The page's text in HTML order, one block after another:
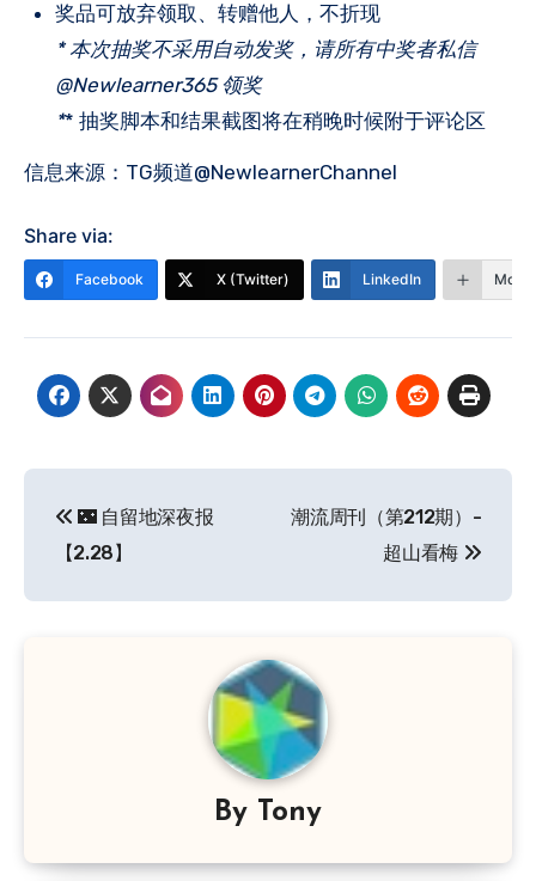
奖品可放弃领取、转赠他人，不折现
* 本次抽奖不采用自动发奖，请所有中奖者私信
@Newlearner365 领奖
** 抽奖脚本和结果截图将在稍晚时候附于评论区
信息来源：TG频道@NewlearnerChannel
Share via:
Facebook X (Twitter) LinkedIn More
导
🌃 自留地深夜报
【2.28】
潮流周刊（第212期）-
超山看梅
By Tony